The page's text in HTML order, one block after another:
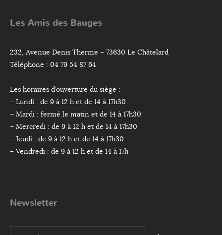
Les Amis des Bauges
232, Avenue Denis Therme – 73630 Le Châtelard
Téléphone : 04 79 54 87 64
Les horaires d’ouverture du siège :
– Lundi : de 9 à 12 h et de 14 à 17h30
– Mardi : fermé le matin et de 14 à 17h30
– Mercredi : de 9 à 12 h et de 14 à 17h30
– Jeudi : de 9 à 12 h et de 14 à 17h30
– Vendredi : de 9 à 12 h et de 14 à 17h
Newsletter